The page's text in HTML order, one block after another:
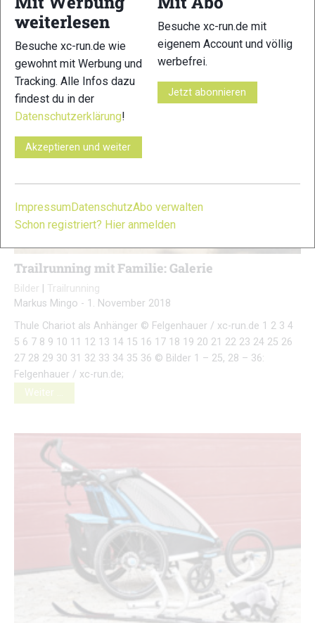
Trailrunning mit Familie: Galerie
Bilder
Trailrunning
Markus Mingo - 1. November 2018
Thule Chariot als Anhänger © Felgenhauer / xc-run.de 1 2 3 4
5 6 7 8 9 10 11 12 13 14 15 16 17 18 19 20 21 22 23 24 25 26
27 28 29 30 31 32 33 34 35 36 © Bilder 1 – 25, 28 – 36:
Felgenhauer / xc-run.de;
Weiter …
weiterlesen
Besuche xc-run.de wie
gewohnt mit Werbung und
Tracking. Alle Infos dazu
findest du in der
Datenschutzerklärung!
Akzeptieren und weiter
Besuche xc-run.de mit
eigenem Account und völlig
werbefrei.
Jetzt abonnieren
ImpressumDatenschutzAbo verwalten
Schon registriert? Hier anmelden